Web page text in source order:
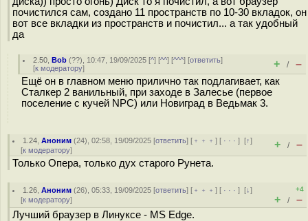
почистился сам, создано 11 пространств по 10-30 вкладок, он
вот все вкладки из пространств и почистил... а так удобный
да
2.50 ,Bob (??), 10:47, 19/09/2025 [^] [^^] [^^^] [ответить]
[к модератору] + / –
Ещё он в главном меню прилично так подлагивает, как
Сталкер 2 ванильный, при заходе в Залесье (первое
поселение с кучей NPC) или Новиград в Ведьмак 3.
1.24 ,Аноним (24), 02:58, 19/09/2025 [ответить] [ ﹢﹢﹢] [ · · ·][↑]
[к модератору] + / –
Только Опера, только дух старого Рунета.
1.26 ,Аноним (26), 05:33, 19/09/2025 [ответить] [ ﹢﹢﹢] [ · · ·][↓]
[к модератору]
+4
+ / –
Лучший браузер в Линуксе - MS Edge.